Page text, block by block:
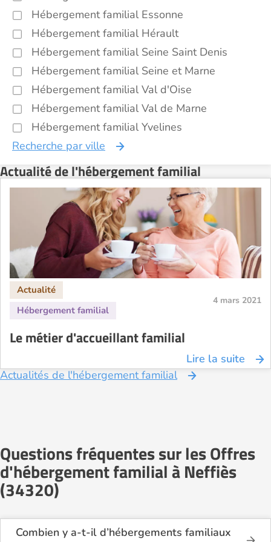
Hébergement familial Essonne
Hébergement familial Hérault
Hébergement familial Seine Saint Denis
Hébergement familial Seine et Marne
Hébergement familial Val d'Oise
Hébergement familial Val de Marne
Hébergement familial Yvelines
Recherche par ville
Actualité de l'hébergement familial
4 mars 2021
Le métier d'accueillant familial
Lire la suite
Actualités de l'hébergement familial
Questions fréquentes sur les Offres
d'hébergement familial à Neffiès
(34320)
Combien y a-t-il d’hébergements familiaux